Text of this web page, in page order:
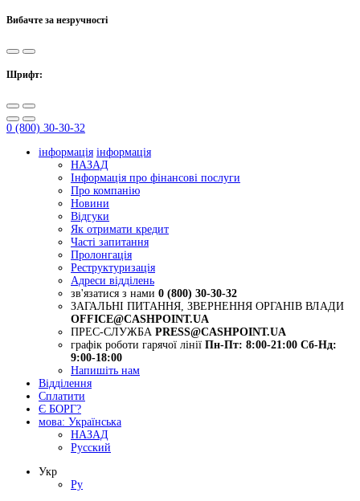
Вибачте за незручності
Шрифт:
0 (800) 30-30-32
інформація інформація
НАЗАД
Інформація про фінансові послуги
Про компанію
Новини
Відгуки
Як отримати кредит
Часті запитання
Пролонгація
Реструктуризація
Адреси відділень
зв'язатися з нами 0 (800) 30-30-32
ЗАГАЛЬНІ ПИТАННЯ, ЗВЕРНЕННЯ ОРГАНІВ ВЛАДИ
OFFICE@CASHPOINT.UA
ПРЕС-СЛУЖБА PRESS@CASHPOINT.UA
графік роботи гарячої лінії Пн-Пт: 8:00-21:00 Сб-Нд:
9:00-18:00
Напишіть нам
Відділення
Сплатити
Є БОРГ?
мова: Українська
НАЗАД
Русский
Укр
Ру